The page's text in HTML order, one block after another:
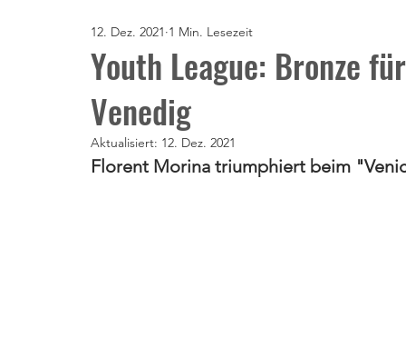
Nachwuchs Prüfungen
Sommercamp Umfrage
Youth League: Bronze
Venedig
12. Dez. 2021 1 Min. Lesezeit
Aktualisiert: 12. Dez. 2021
Florent Morina triumphiert beim